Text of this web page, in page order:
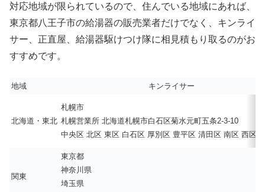
対応地域が限られているので、住んでいる地域にあれば、
東京都八王子市の給湯器の販売業者だけでなく、キンライ
サー、正直屋、給湯器駆けつけ隊に相見積もり取るのがお
すすめです。
地域 キンライサー
北海道・東北
札幌市
札幌営業所 北海道札幌市白石区菊水元町五条2-3-10
中央区 北区 東区 白石区 厚別区 豊平区 清田区 南区 西区
関東
東京都
神奈川県
埼玉県